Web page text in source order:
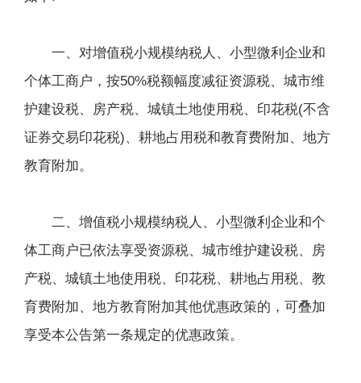
一、对增值税小规模纳税人、小型微利企业和
个体工商户，按50%税额幅度减征资源税、城市维
护建设税、房产税、城镇土地使用税、印花税(不含
证券交易印花税)、耕地占用税和教育费附加、地方
教育附加。
二、增值税小规模纳税人、小型微利企业和个
体工商户已依法享受资源税、城市维护建设税、房
产税、城镇土地使用税、印花税、耕地占用税、教
育费附加、地方教育附加其他优惠政策的，可叠加
享受本公告第一条规定的优惠政策。